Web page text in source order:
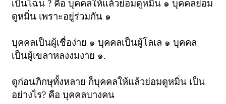
เป็นไฉน ? คือ บุคคลให้แล้วย่อมดูหมิ่น ๑ บุคคลย่อม
ดูหมิ่น เพราะอยู่ร่วมกัน ๑
บุคคลเป็นผู้เชื่อง่าย ๑ บุคคลเป็นผู้โลเล ๑ บุคคล
เป็นผู้เขลาหลงงมงาย ๑.
ดูก่อนภิกษุทั้งหลาย ก็บุคคลให้แล้วย่อมดูหมิ่น เป็น
อย่างไร? คือ บุคคลบางคน